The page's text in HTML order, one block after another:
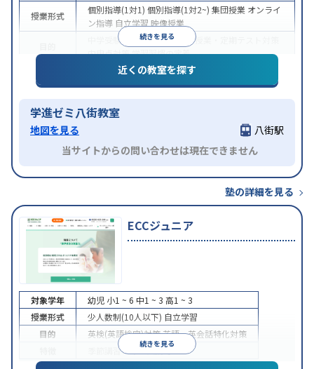
続きを見る
授業形式
個別指導(1対1) 個別指導(1対2~) 集団授業 オンライ
ン指導 自立学習映像授業
中学受験 高校受験大学受験
授業・定期テスト対策
内申点対策学習習慣の定着
授業の振替可能学習にPC・タブレットを利用
ライン対応1科目から受講可能
近くの教室を探す
学進ゼミ八街教室
地図を見る
八街駅
当サイトからの問い合わせは現在できません
塾の詳細を見る
ECCジュニア
続きを見る
対象学年 幼児 小1 ~ 6 中1 ~ 3 高1 ~ 3
授業形式
少人数制(10人以下) 自立学習
目的
英検(英語検定)対策英語・英会話特化対策
季節講習のみの受講可